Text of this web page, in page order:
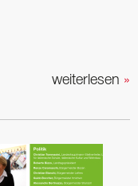
weiterlesen »